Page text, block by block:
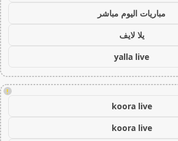
مباريات اليوم مباشر
يلا لايف
yalla live
!
koora live
koora live